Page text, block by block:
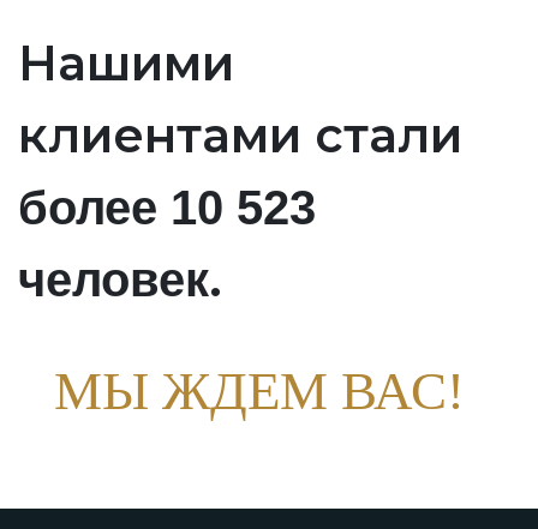
Нашими
клиентами стали
более 10 523
человек.
МЫ ЖДЕМ ВАС!